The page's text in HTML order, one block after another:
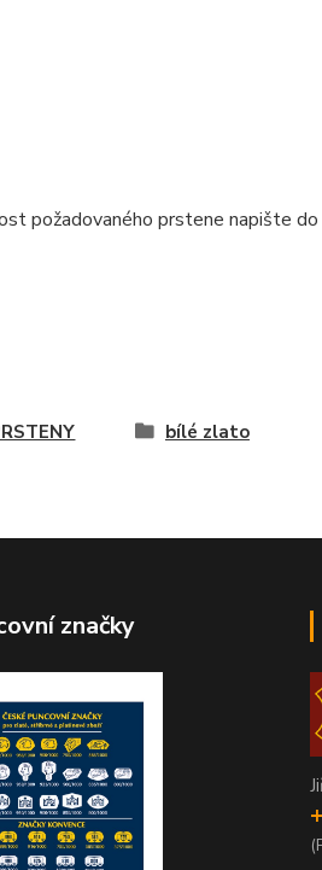
požadovaného prstene napište
bílé zlato
značky